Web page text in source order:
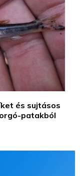
és sujtásos
patakból